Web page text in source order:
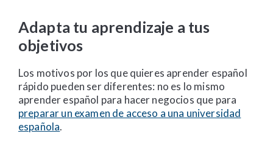
Adapta tu aprendizaje a tus
objetivos
Los motivos por los que quieres aprender español
rápido pueden ser diferentes: no es lo mismo
aprender español para hacer negocios que para
preparar un examen de acceso a una universidad
española.